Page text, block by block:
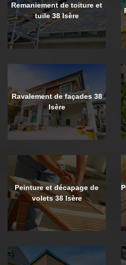
Remaniement de toiture et
tuile 38 Isère
Ravalement de façades 38
Isère
Peinture et décapage de
volets 38 Isère